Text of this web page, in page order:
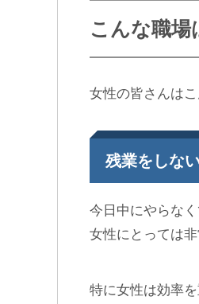
こんな職
女性の皆さんは
残業をしな
今日中にやらな
女性にとっては
特に女性は効率